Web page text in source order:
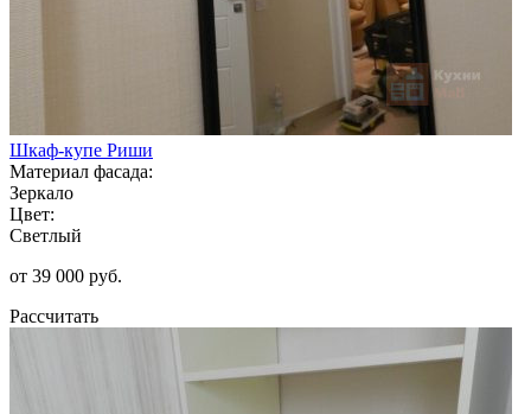
Шкаф-купе Риши
Материал фасада:
Зеркало
Цвет:
Светлый
от 39 000 руб.
Рассчитать